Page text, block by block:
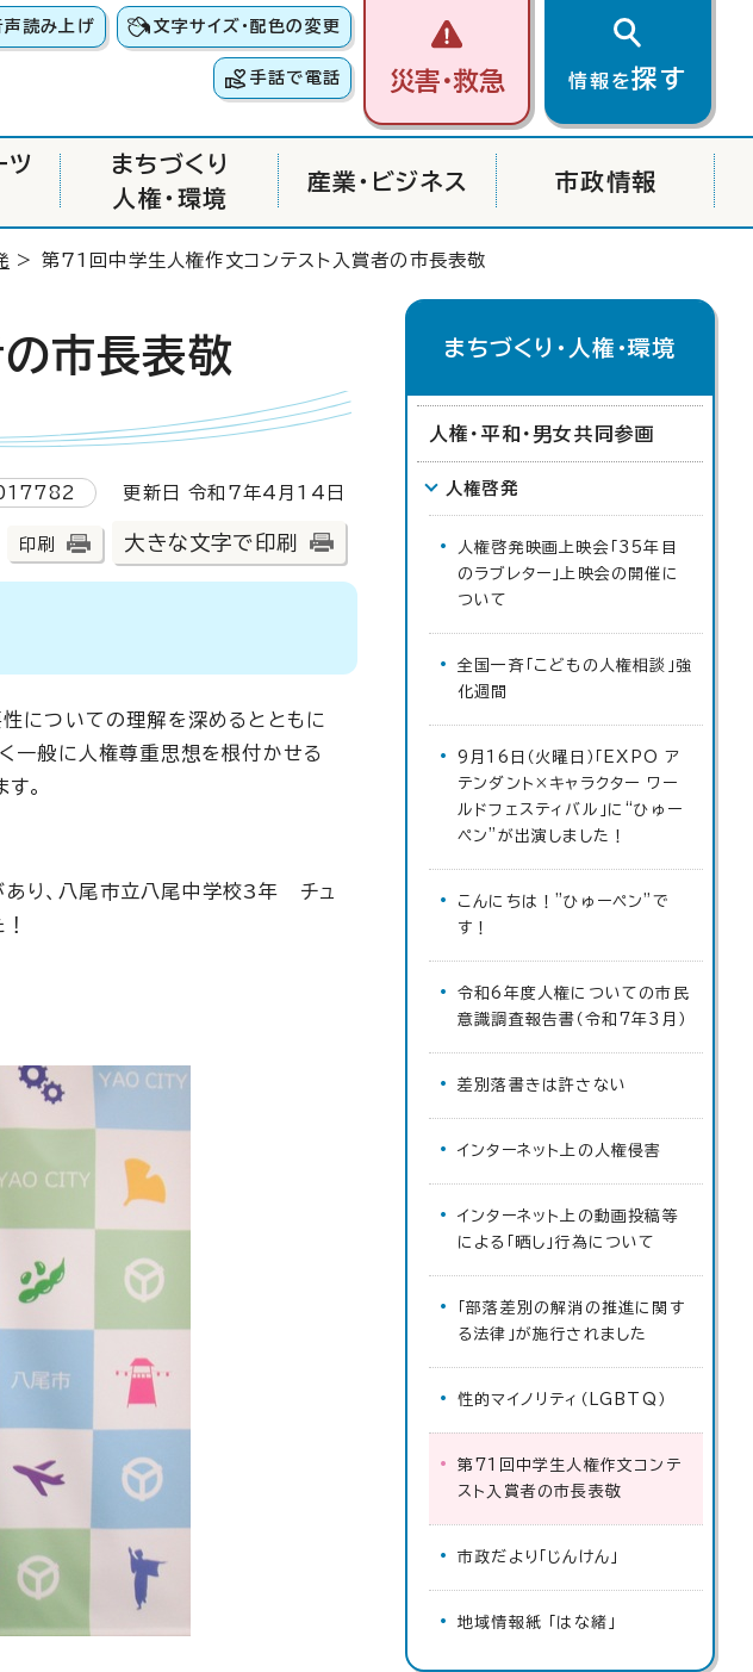
声読み上げ 文字サイズ・配色の変更
手話で電話 災害・救急 情報を探す
ツ
まちづくり
人権・環境
産業・ビジネス 市政情報
> 第71回中学生人権作文コンテスト入賞者の市長表敬
市長表敬
更新日 令和7年4月14日
印刷 大きな文字で印刷
についての理解を深めるとともに
一般に人権尊重思想を根付かせる
。
り、八尾市立八尾中学校3年 チュ
まちづくり・人権・環境
人権・平和・男女共同参画
人権啓発
人権啓発映画上映会「35年目
のラブレター」上映会の開催に
ついて
全国一斉「こどもの人権相談」強
化週間
9月16日（火曜日）「EXPO ア
テンダント×キャラクター ワー
ルドフェスティバル」に“ひゅー
ペン”が出演しました！
こんにちは！"ひゅーペン"で
す！
令和6年度人権についての市民
意識調査報告書（令和7年3月）
差別落書きは許さない
インターネット上の人権侵害
インターネット上の動画投稿等
による「晒し」行為について
「部落差別の解消の推進に関す
る法律」が施行されました
性的マイノリティ（LGBTQ）
第71回中学生人権作文コンテ
スト入賞者の市長表敬
市政だより「じんけん」
地域情報紙 「はな緒」